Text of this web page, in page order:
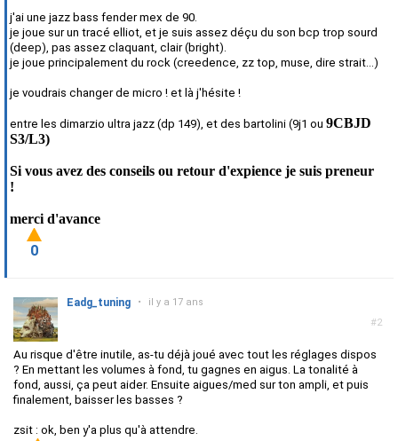
j'ai une jazz bass fender mex de 90.
je joue sur un tracé elliot, et je suis assez déçu du son bcp trop sourd
(deep), pas assez claquant, clair (bright).
je joue principalement du rock (creedence, zz top, muse, dire strait...)
je voudrais changer de micro ! et là j'hésite !
entre les dimarzio ultra jazz (dp 149), et des bartolini (9j1 ou 9CBJD
S3/L3)
Si vous avez des conseils ou retour d'expience je suis preneur
!
merci d'avance
0
#2
Eadg_tuning • il y a 17 ans
Au risque d'être inutile, as-tu déjà joué avec tout les réglages dispos
? En mettant les volumes à fond, tu gagnes en aigus. La tonalité à
fond, aussi, ça peut aider. Ensuite aigues/med sur ton ampli, et puis
finalement, baisser les basses ?
zsit : ok, ben y'a plus qu'à attendre.